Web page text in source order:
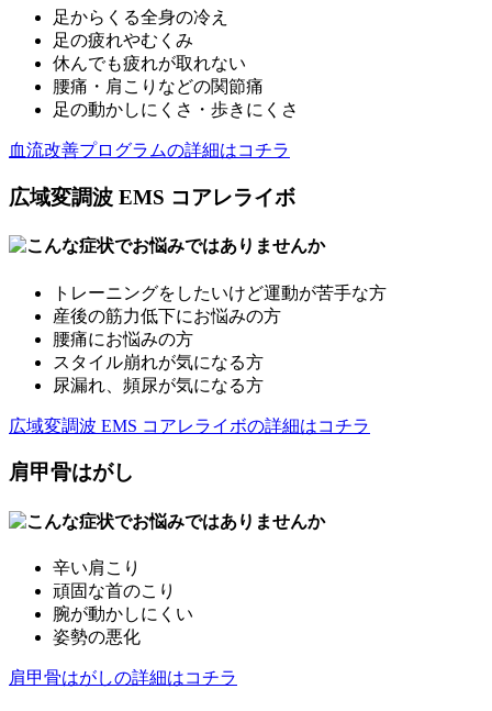
足からくる全身の冷え
足の疲れやむくみ
休んでも疲れが取れない
腰痛・肩こりなどの関節痛
足の動かしにくさ・歩きにくさ
血流改善プログラムの詳細はコチラ
広域変調波 EMS コアレライボ
トレーニングをしたいけど運動が苦手な方
産後の筋力低下にお悩みの方
腰痛にお悩みの方
スタイル崩れが気になる方
尿漏れ、頻尿が気になる方
広域変調波 EMS コアレライボの詳細はコチラ
肩甲骨はがし
辛い肩こり
頑固な首のこり
腕が動かしにくい
姿勢の悪化
肩甲骨はがしの詳細はコチラ